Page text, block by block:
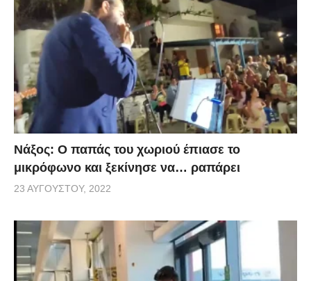
Νάξος: Ο παπάς του χωριού έπιασε το
μικρόφωνο και ξεκίνησε να… ραπάρει
23 ΑΥΓΟΎΣΤΟΥ, 2022